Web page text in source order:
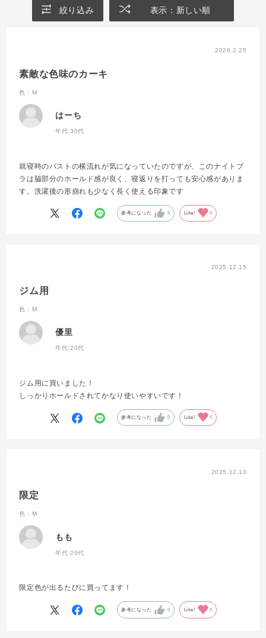
絞り込み 表示：新しい順
2026.2.25
素敵な色味のカーキ
色：M
はーち
年代:30代
就寝時のバストの横流れが気になっていたのですが、このナイトブ
ラは脇部分のホールド感が良く、寝返りを打っても安心感がありま
す。洗濯後の形崩れも少なく長く使える印象です
参考になった 0 Like! 0
2025.12.15
ジム用
色：M
優里
年代:20代
ジム用に買いました！
しっかりホールドされてかなり使いやすいです！
参考になった 0 Like! 0
2025.12.13
限定
色：M
もも
年代:20代
限定色が出るたびに買ってます！
参考になった 0 Like! 0